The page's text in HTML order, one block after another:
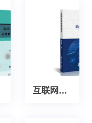
互联网时代的金融信息安全